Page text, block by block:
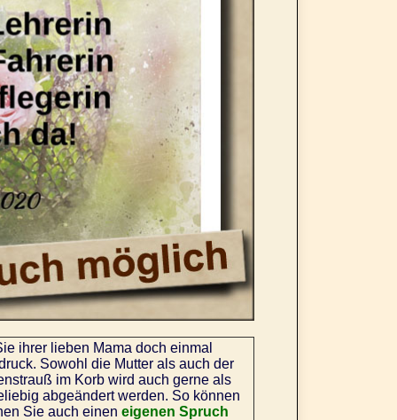
ihrer lieben Mama doch einmal
Sowohl die Mutter als auch der
im Korb wird auch gerne als
abgeändert werden. So können
Sie auch einen eigenen Spruch